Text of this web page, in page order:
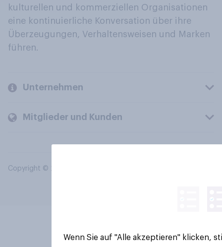
kulturellen und kommerziellen Organisationen
eine kontinuierliche Konversation über ihre
Überzeugungen, Verhaltensweisen und Marken
führen.
Unternehmen
Mitglieder und Kunden
Copyright © 2026 YouGov PLC. Alle Rechte vorbehalten.
Wenn Sie auf "Alle akzeptieren" klicken,